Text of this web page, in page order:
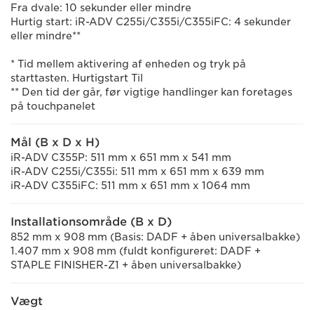
Fra dvale: 10 sekunder eller mindre
Hurtig start: iR-ADV C255i/C355i/C355iFC: 4 sekunder
eller mindre**
* Tid mellem aktivering af enheden og tryk på
starttasten. Hurtigstart Til
** Den tid der går, før vigtige handlinger kan foretages
på touchpanelet
Mål (B x D x H)
iR-ADV C355P: 511 mm x 651 mm x 541 mm
iR-ADV C255i/C355i: 511 mm x 651 mm x 639 mm
iR-ADV C355iFC: 511 mm x 651 mm x 1064 mm
Installationsområde (B x D)
852 mm x 908 mm (Basis: DADF + åben universalbakke)
1.407 mm x 908 mm (fuldt konfigureret: DADF +
STAPLE FINISHER-Z1 + åben universalbakke)
Vægt